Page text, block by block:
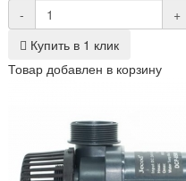
-
+
Купить в 1 клик
Товар добавлен в корзину